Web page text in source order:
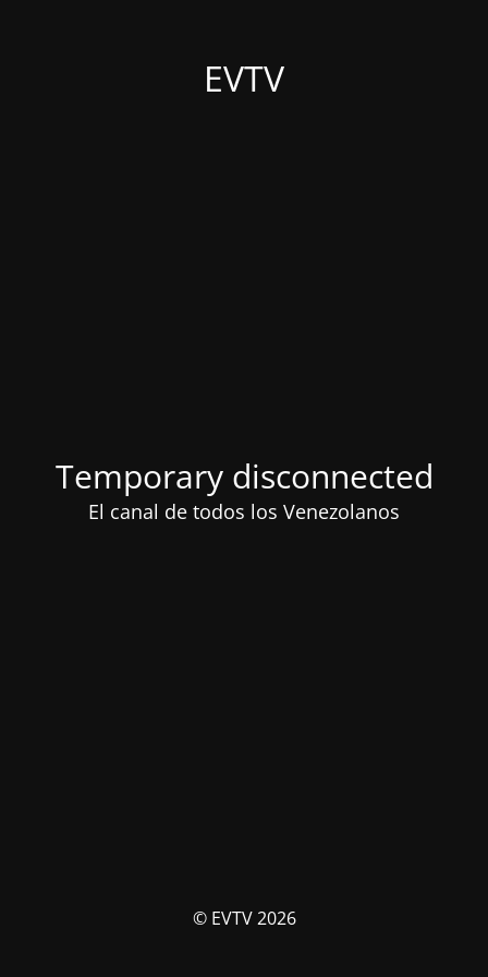
EVTV
Temporary disconnected
El canal de todos los Venezolanos
© EVTV 2026